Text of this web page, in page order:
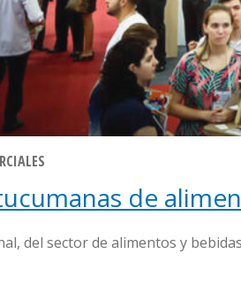
de
del sector de alimentos y